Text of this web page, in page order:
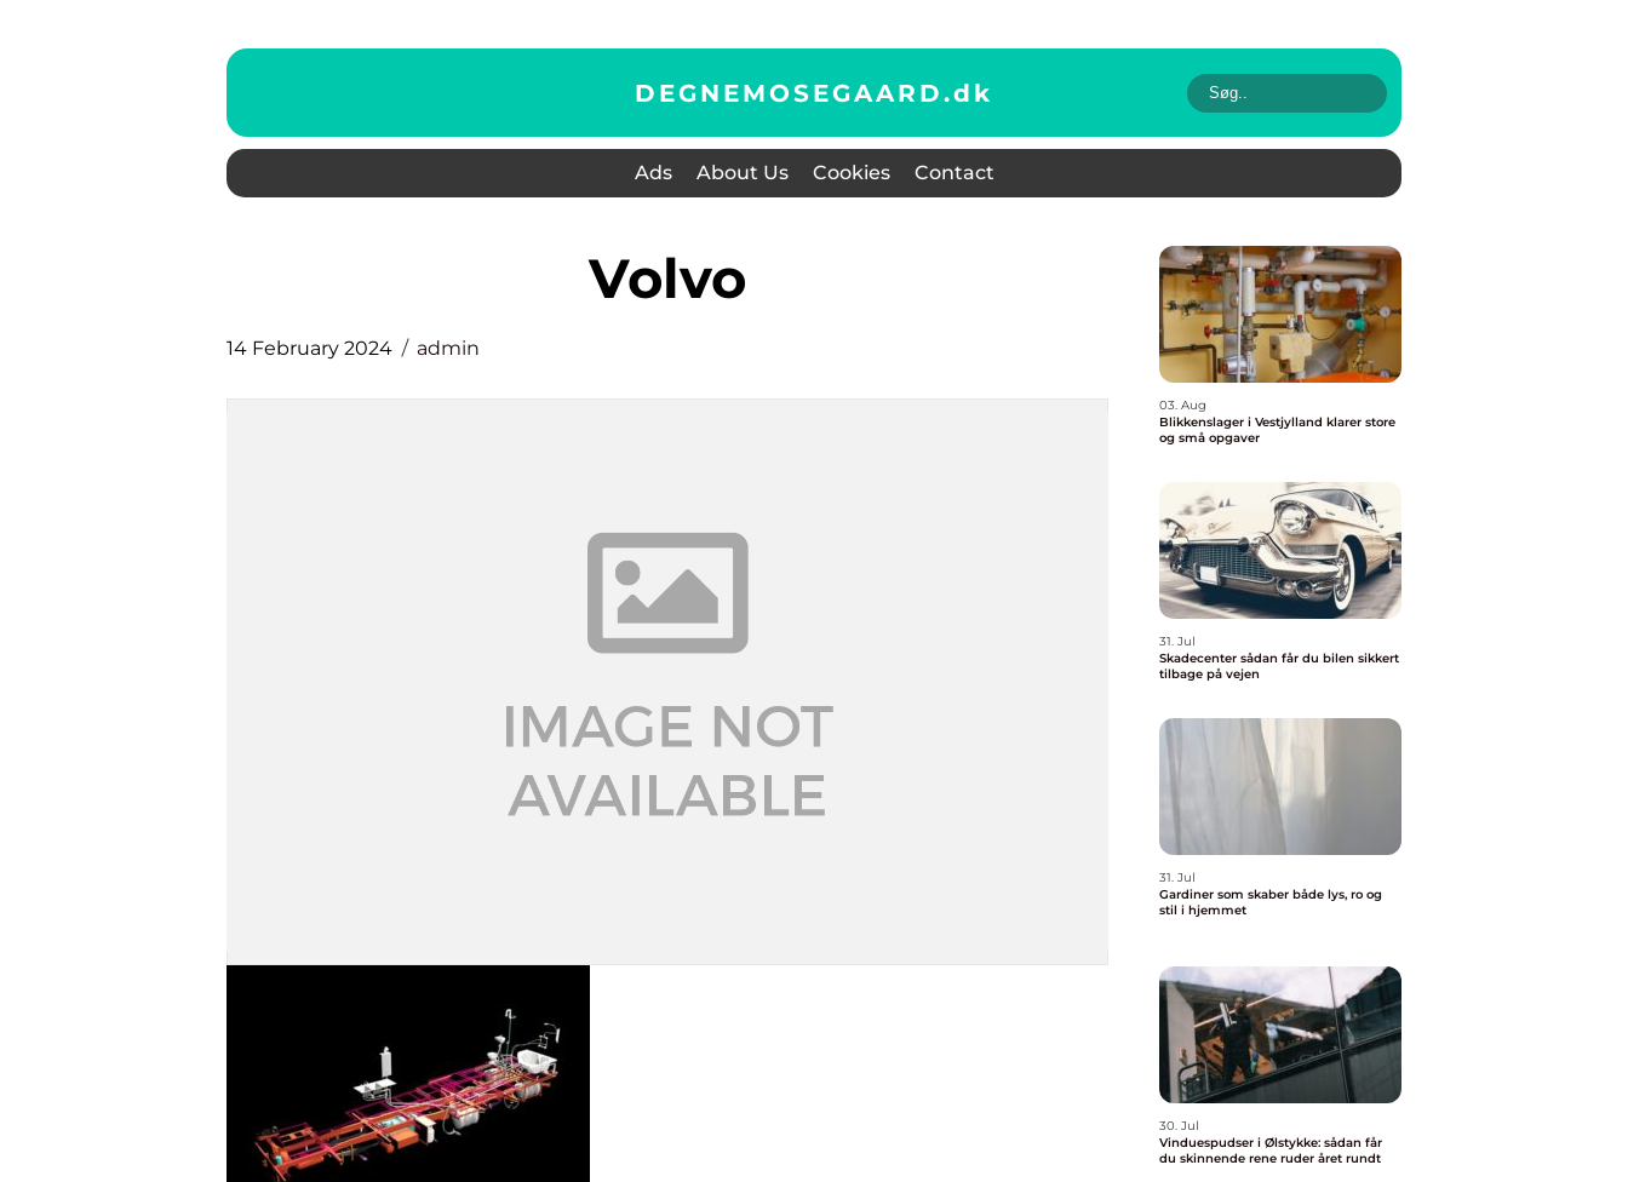
DEGNEMOSEGAARD.dk
Ads About Us Cookies Contact
Volvo
14 February 2024 admin
03. Aug
Blikkenslager i Vestjylland klarer store
og små opgaver
31. Jul
Skadecenter sådan får du bilen sikkert
tilbage på vejen
31. Jul
Gardiner som skaber både lys, ro og
stil i hjemmet
30. Jul
Vinduespudser i Ølstykke: sådan får
du skinnende rene ruder året rundt